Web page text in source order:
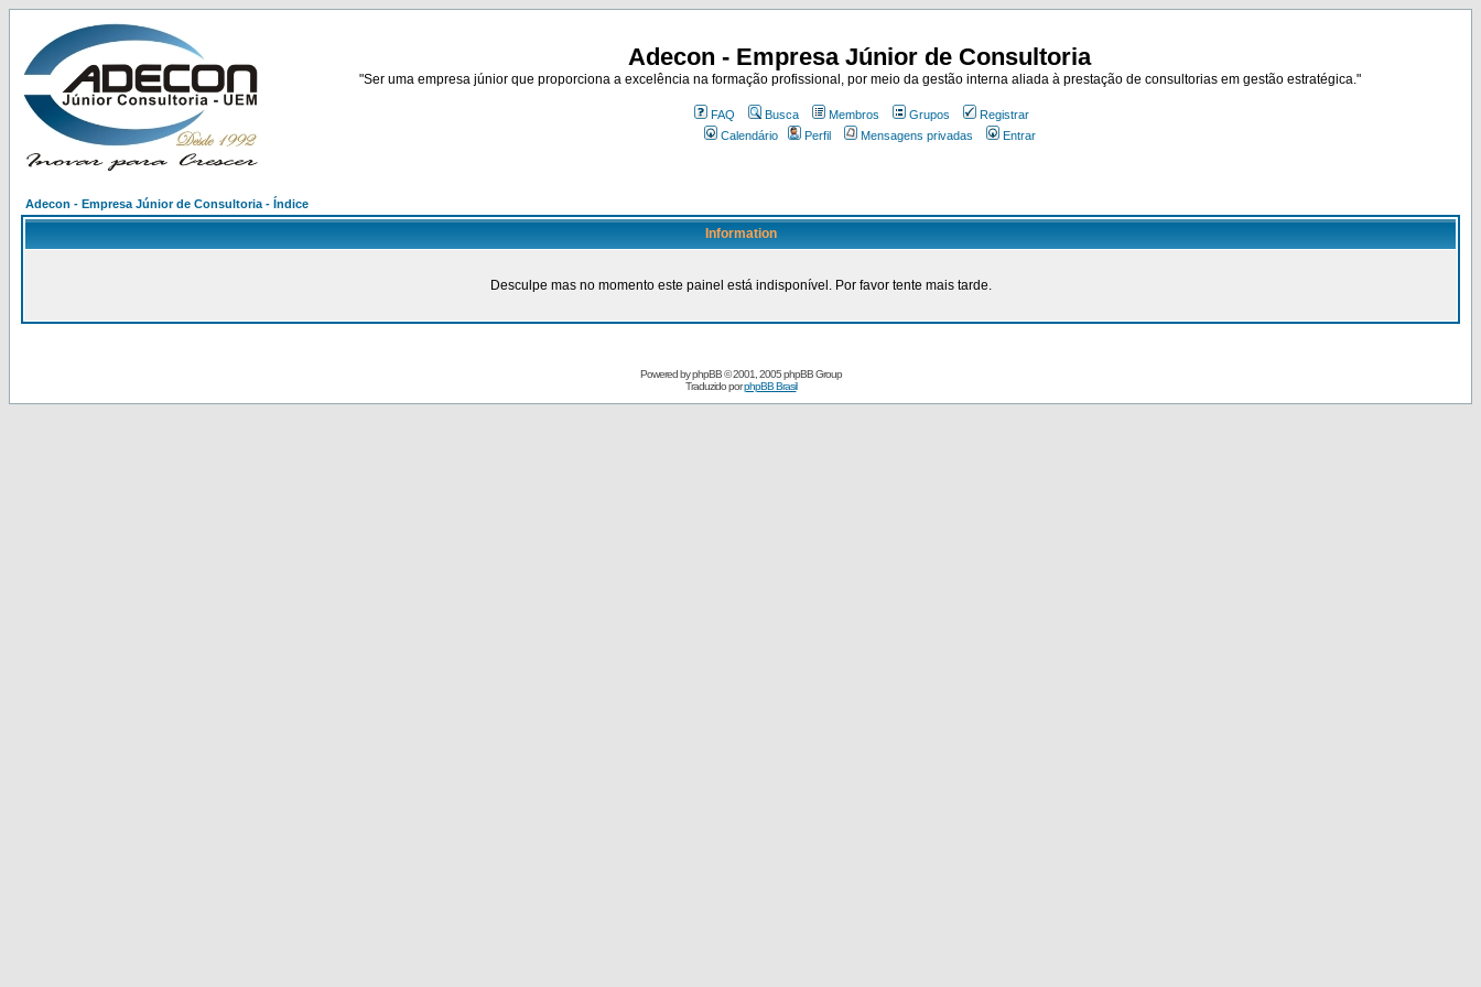
Adecon - Empresa Júnior de Consultoria
"Ser uma empresa júnior que proporciona a excelência na formação profissional, por meio da gestão interna aliada à prestação de consultorias em gestão estratégica."
FAQ Busca Membros Grupos
Registrar
Calendário
Perfil Mensagens privadas Entrar
Adecon - Empresa Júnior de Consultoria - Índice
Information
Desculpe mas no momento este painel está indisponível. Por favor tente mais tarde.
Powered byphpBB© 2001, 2005 phpBB Group
Traduzido porphpBB Brasil